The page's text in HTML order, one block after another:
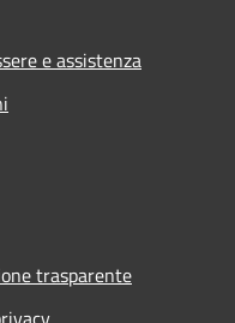
e assistenza
trasparente